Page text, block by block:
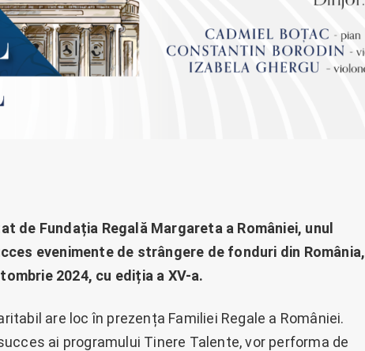
de Fundația Regală Margareta a României, unul
evenimente de strângere de fonduri din România,
2024, cu ediția a XV-a.
are loc în prezența Familiei Regale a României.
ai programului Tinere Talente, vor performa de